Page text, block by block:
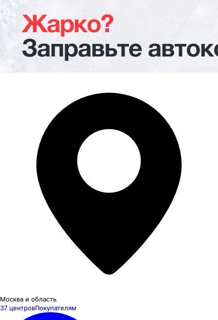
Москва и область
37 центровПокупателям